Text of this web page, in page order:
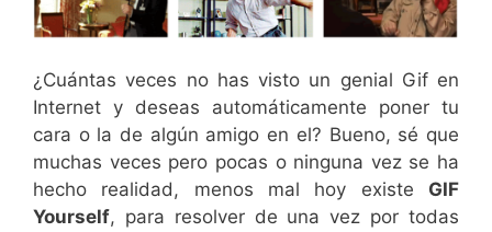
¿Cuántas veces no has visto un genial Gif en
Internet y deseas automáticamente poner tu
cara o la de algún amigo en el? Bueno, sé que
muchas veces pero pocas o ninguna vez se ha
hecho realidad, menos mal hoy existe GIF
Yourself, para resolver de una vez por todas